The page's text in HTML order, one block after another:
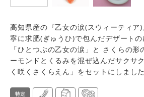
高知県産の『乙女の涙(スウィーティア
寧に求肥(ぎゅうひ)で包んだデザート
「ひとつぶの乙女の涙」と さくらの
ーモンドとくるみを混ぜ込んだサクサ
く咲くさくらえん」をセットにしました